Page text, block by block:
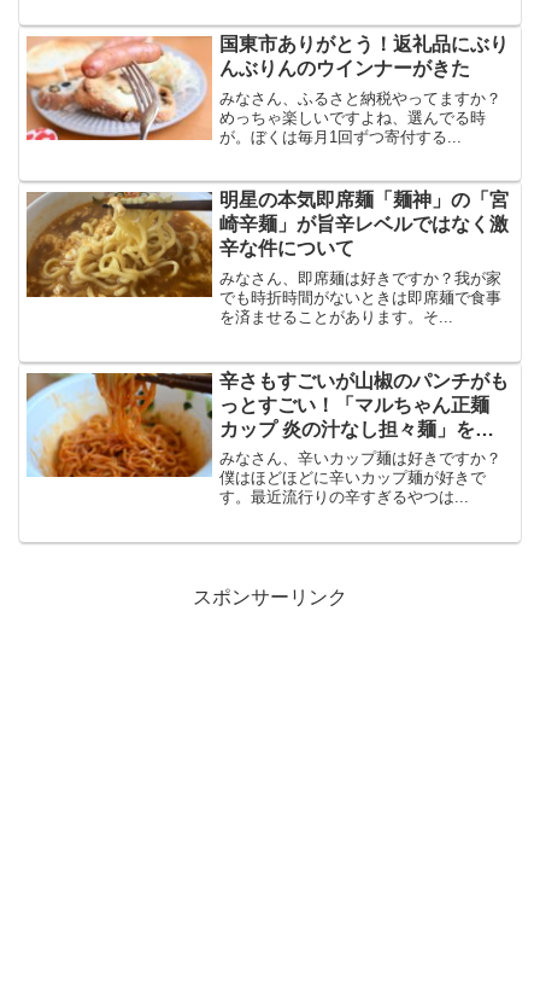
国東市ありがとう！返礼品にぶり
んぶりんのウインナーがきた
みなさん、ふるさと納税やってますか？
めっちゃ楽しいですよね、選んでる時
が。ぼくは毎月1回ずつ寄付する...
明星の本気即席麺「麺神」の「宮
崎辛麺」が旨辛レベルではなく激
辛な件について
みなさん、即席麺は好きですか？我が家
でも時折時間がないときは即席麺で食事
を済ませることがあります。そ...
辛さもすごいが山椒のパンチがも
っとすごい！「マルちゃん正麺
カップ 炎の汁なし担々麺」を食
べてヒーヒーした
みなさん、辛いカップ麺は好きですか？
僕はほどほどに辛いカップ麺が好きで
す。最近流行りの辛すぎるやつは...
スポンサーリンク